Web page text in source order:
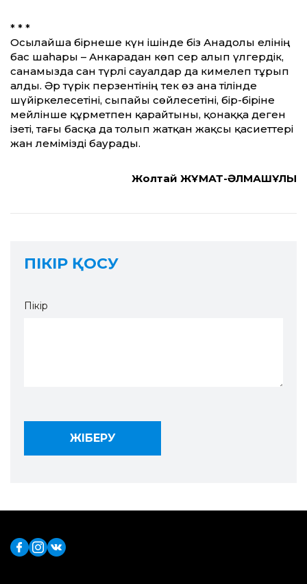
* * *
Осылайша бірнеше күн ішінде біз Анадолы елінің
бас шаһары – Анкарадан көп әсер алып үлгердік,
санамызда сан түрлі сауалдар да кимелеп тұрып
алды. Әр түрік перзентінің тек өз ана тілінде
шүйіркелесетіні, сыпайы сөйлесетіні, бір-біріне
мейлінше құрметпен қарайтыны, қонаққа деген
ізеті, тағы басқа да толып жатқан жақсы қасиеттері
жан әлемімізді баурады.
Жолтай ЖҰМАТ-ӘЛМАШҰЛЫ
ПІКІР ҚОСУ
Пікір